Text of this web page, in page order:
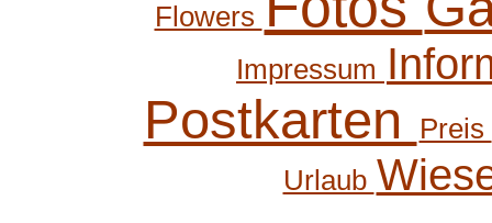
Flowers
Impressum
Postkarten
Preis
Urlaub